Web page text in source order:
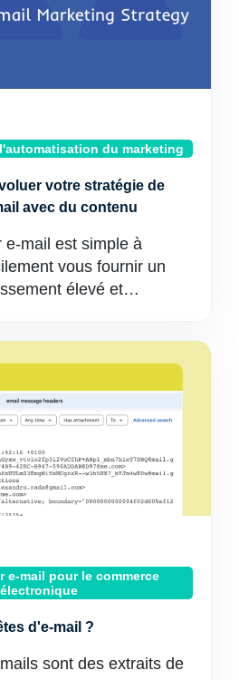
du marketing
votre stratégie de
avec du contenu
e-mail est simple à
vous fournir un
élevé et…
e-mail pour le commerce
électronique
d'e-mail ?
sont des extraits de